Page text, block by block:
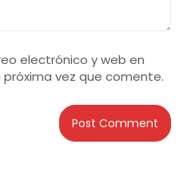
electrónico y web en
vez que comente.